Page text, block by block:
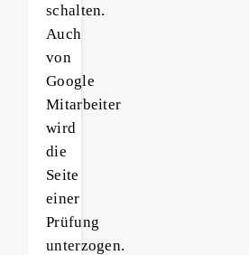
schalten.
Auch
von
Google
Mitarbeiter
wird
die
Seite
einer
Prüfung
unterzogen.